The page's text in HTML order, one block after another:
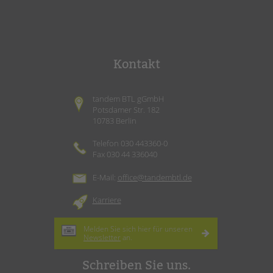
Kontakt
tandem BTL gGmbH
Potsdamer Str. 182
10783 Berlin
Telefon 030 443360-0
Fax 030 44 336040
E-Mail: office@tandembtl.de
Karriere
Melden Sie sich hier für unseren
Newsletter an.
Schreiben Sie uns.